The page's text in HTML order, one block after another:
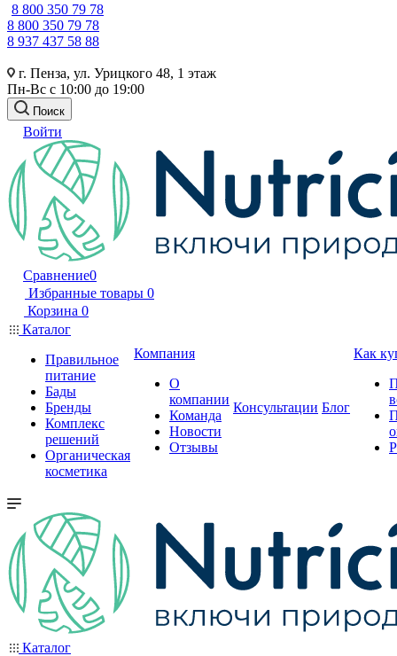
8 800 350 79 78
8 800 350 79 78
8 937 437 58 88
г. Пенза, ул. Урицкого 48, 1 этаж
Пн-Вс с 10:00 до 19:00
Поиск
Войти
Сравнение0
Избранные товары 0
Корзина 0
Каталог
Правильное
питание
Бады
Бренды
Комплекс
решений
Органическая
косметика
Компания
О
компании
Команда
Новости
Отзывы
Консультации Блог
Как
Каталог